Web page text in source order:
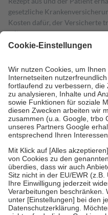
gesetzliche
Kosten dafür, der Versicherte
mit.
Grundsätzlich leisten
höchstens zehn Euro.
Es sind
Kosten der Leistung zu
Diese Regeln gelten
Bei Heilmitteln und häuslicher
Zuzahlung zehn Prozent der
Verordnung.
Um das Engagement der
stärken und die besondere
fallenkeine Zuzahlungenan bei:
• Kindern und Jugendlichen
mit Ausnahme der Fahrkosten
• Untersuchungen zur
GKV getragen werden
• empfohlenen